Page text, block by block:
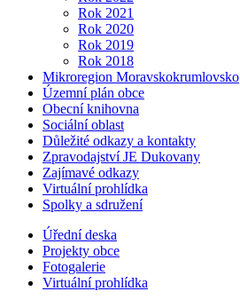
Rok 2021
Rok 2020
Rok 2019
Rok 2018
Mikroregion Moravskokrumlovsko
Územní plán obce
Obecní knihovna
Sociální oblast
Důležité odkazy a kontakty
Zpravodajství JE Dukovany
Zajímavé odkazy
Virtuální prohlídka
Spolky a sdružení
Úřední deska
Projekty obce
Fotogalerie
Virtuální prohlídka